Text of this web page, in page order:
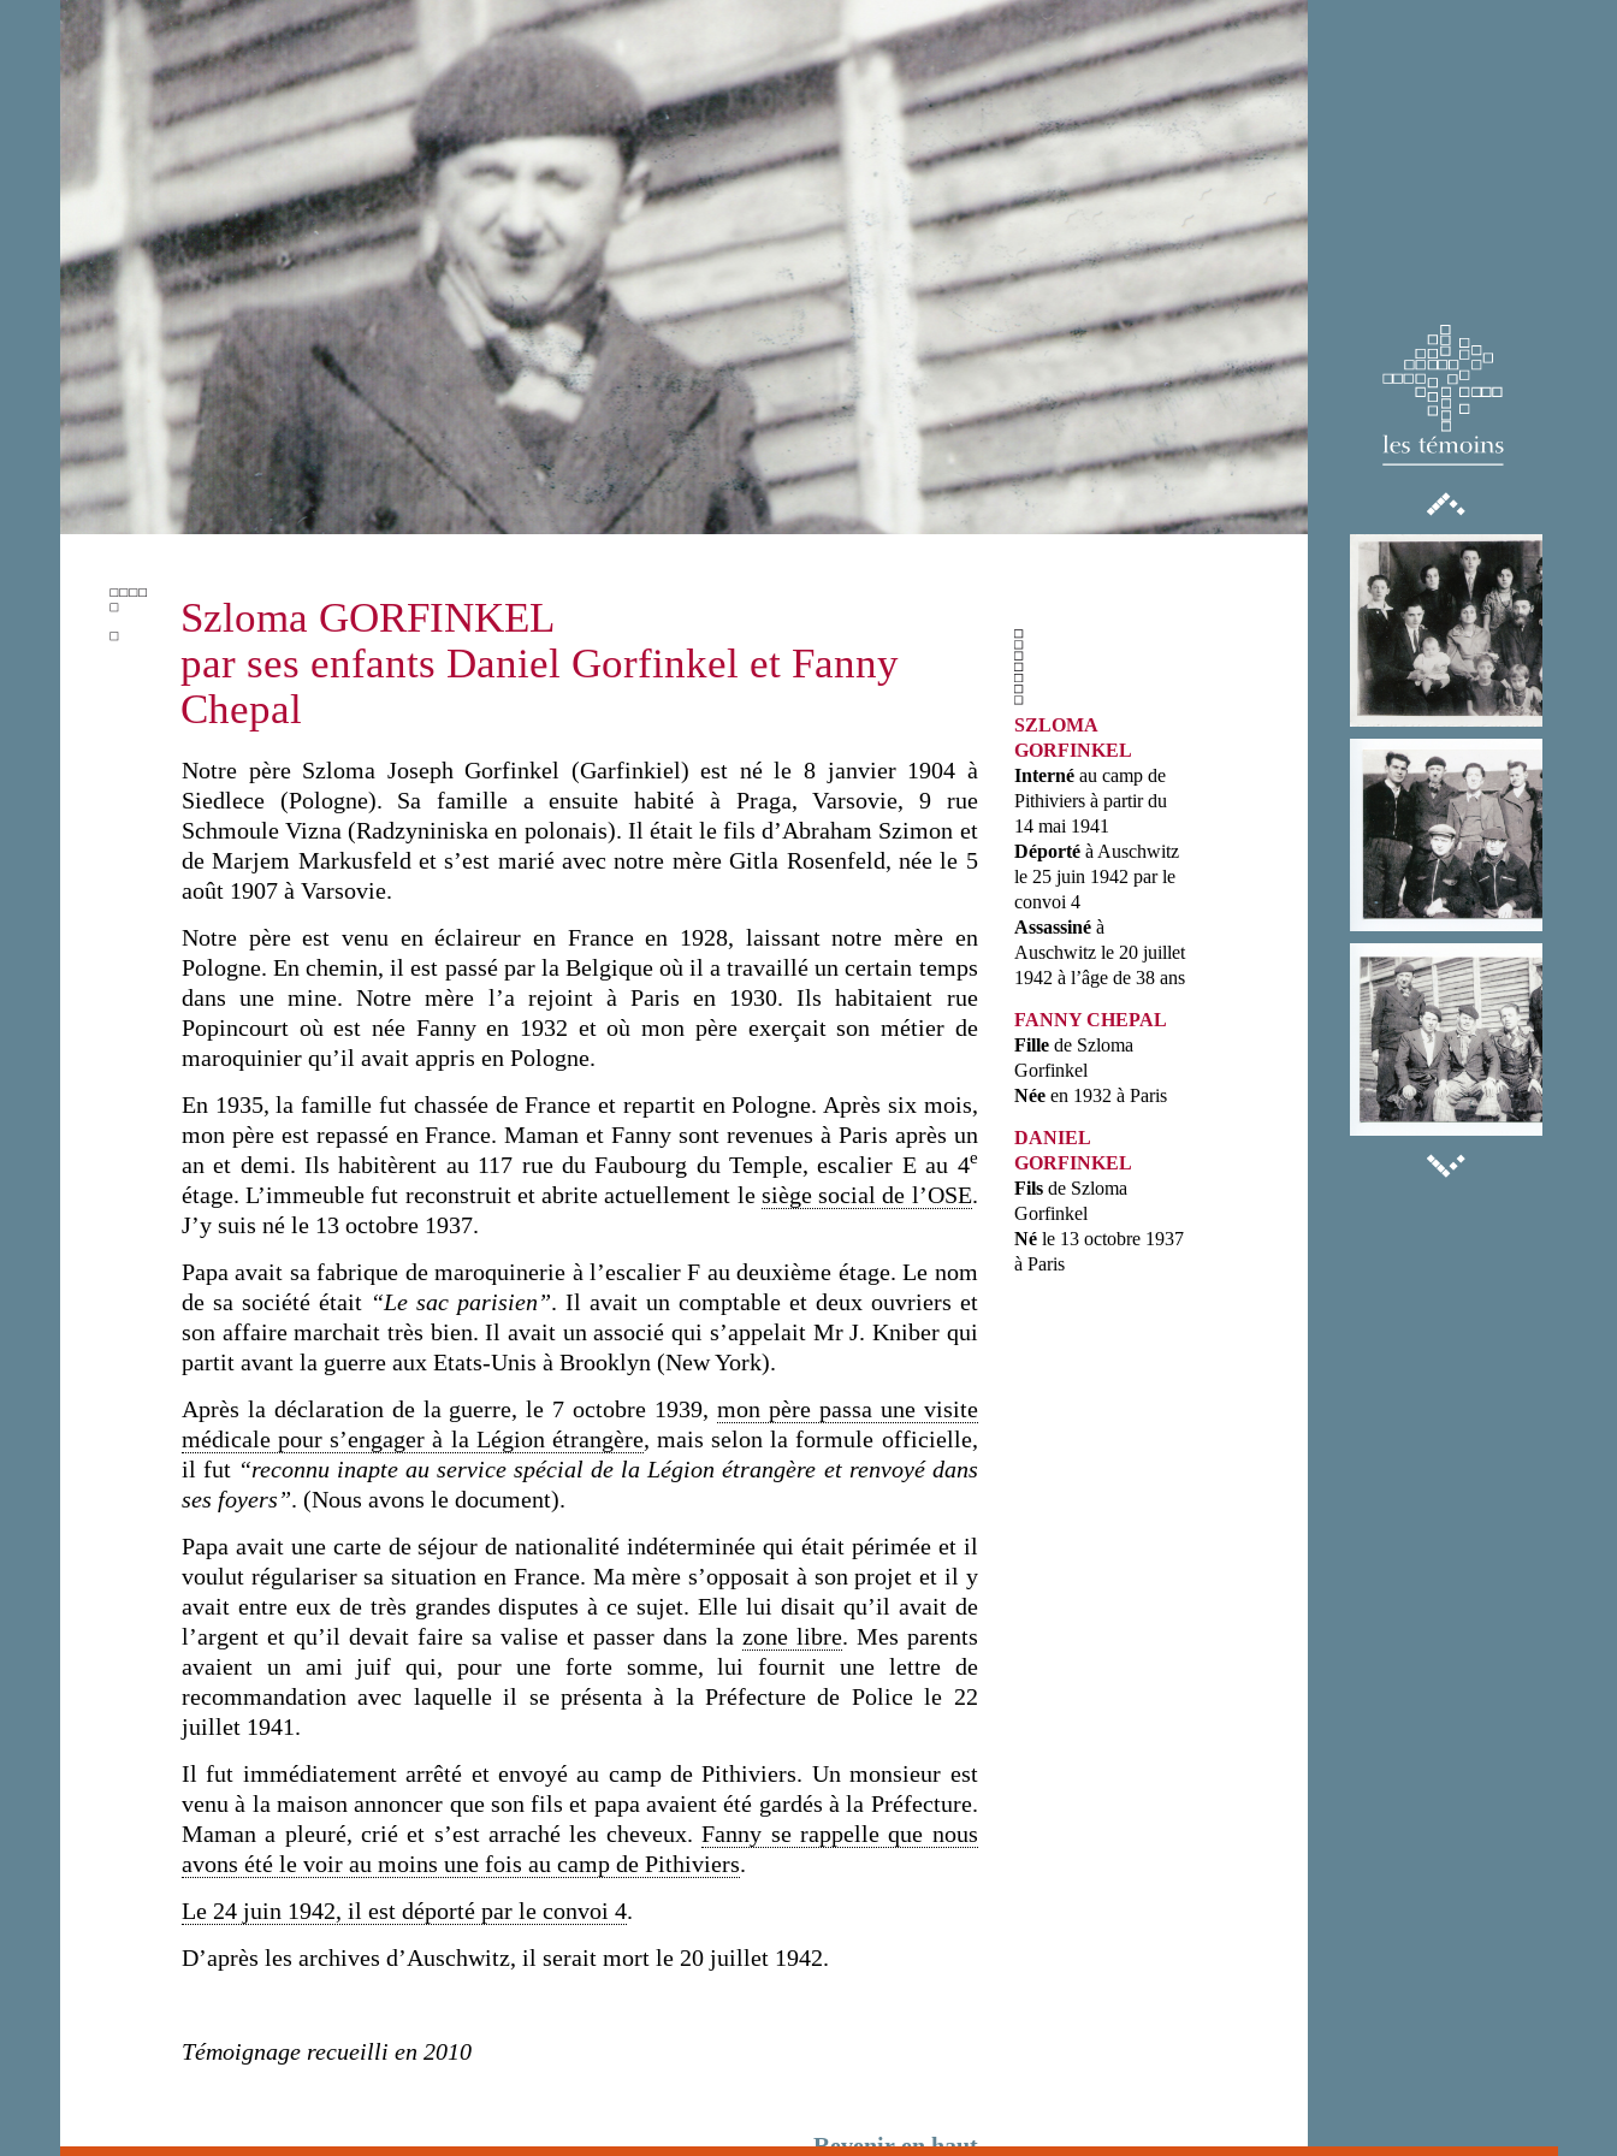
Aller au contenu principal
Szloma GORFINKEL
par ses enfants Daniel Gorfinkel et Fanny
Chepal
Notre père Szloma Joseph Gorfinkel (Garfinkiel) est né le 8 janvier 1904 à
Siedlece (Pologne). Sa famille a ensuite habité à Praga, Varsovie, 9 rue
Schmoule Vizna (Radzyniniska en polonais). Il était le fils d’Abraham Szimon et
de Marjem Markusfeld et s’est marié avec notre mère Gitla Rosenfeld, née le 5
août 1907 à Varsovie.
Notre père est venu en éclaireur en France en 1928, laissant notre mère en
Pologne. En chemin, il est passé par la Belgique où il a travaillé un certain temps
dans une mine. Notre mère l’a rejoint à Paris en 1930. Ils habitaient rue
Popincourt où est née Fanny en 1932 et où mon père exerçait son métier de
maroquinier qu’il avait appris en Pologne.
En 1935, la famille fut chassée de France et repartit en Pologne. Après six mois,
mon père est repassé en France. Maman et Fanny sont revenues à Paris après un
an et demi. Ils habitèrent au 117 rue du Faubourg du Temple, escalier E au 4e
étage. L’immeuble fut reconstruit et abrite actuellement le siège social de l’OSE.
J’y suis né le 13 octobre 1937.
Papa avait sa fabrique de maroquinerie à l’escalier F au deuxième étage. Le nom
de sa société était “Le sac parisien”. Il avait un comptable et deux ouvriers et
son affaire marchait très bien. Il avait un associé qui s’appelait Mr J. Kniber qui
partit avant la guerre aux Etats-Unis à Brooklyn (New York).
Après la déclaration de la guerre, le 7 octobre 1939, mon père passa une visite
médicale pour s’engager à la Légion étrangère, mais selon la formule officielle,
il fut “reconnu inapte au service spécial de la Légion étrangère et renvoyé dans
ses foyers”. (Nous avons le document).
Papa avait une carte de séjour de nationalité indéterminée qui était périmée et il
voulut régulariser sa situation en France. Ma mère s’opposait à son projet et il y
avait entre eux de très grandes disputes à ce sujet. Elle lui disait qu’il avait de
l’argent et qu’il devait faire sa valise et passer dans la zone libre. Mes parents
avaient un ami juif qui, pour une forte somme, lui fournit une lettre de
recommandation avec laquelle il se présenta à la Préfecture de Police le 22
juillet 1941.
Il fut immédiatement arrêté et envoyé au camp de Pithiviers. Un monsieur est
venu à la maison annoncer que son fils et papa avaient été gardés à la Préfecture.
Maman a pleuré, crié et s’est arraché les cheveux.Fanny se rappelle que nous
avons été le voir au moins une fois au camp de Pithiviers.
Le 24 juin 1942, il est déporté par le convoi 4.
D’après les archives d’Auschwitz, il serait mort le 20 juillet 1942.
Témoignage recueilli en 2010
Revenir en haut
SZLOMA
GORFINKEL
Internéau camp de
Pithiviers à partir du
14 mai 1941
Déportéà Auschwitz
le 25 juin 1942 par le
convoi 4
Assassinéà
Auschwitz le 20 juillet
1942 à l’âge de 38 ans
FANNY CHEPAL
Fillede Szloma
Gorfinkel
Néeen 1932 à Paris
DANIEL
GORFINKEL
Filsde Szloma
Gorfinkel
Néle 13 octobre 1937
à Paris